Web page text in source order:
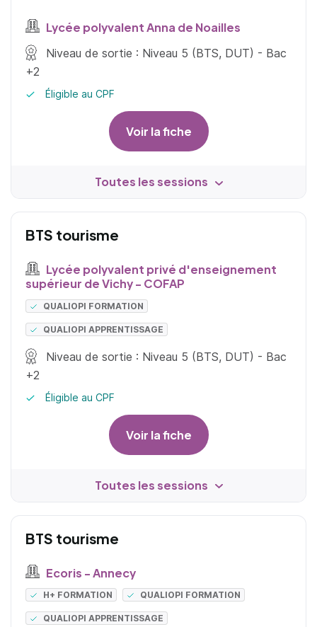
Lycée polyvalent Anna de Noailles
Niveau de sortie : Niveau 5 (BTS, DUT) - Bac
+2
Éligible au CPF
Voir la fiche
Toutes les sessions
BTS tourisme
Lycée polyvalent privé d'enseignement
supérieur de Vichy - COFAP
QUALIOPI FORMATION
QUALIOPI APPRENTISSAGE
Niveau de sortie : Niveau 5 (BTS, DUT) - Bac
+2
Éligible au CPF
Voir la fiche
Toutes les sessions
BTS tourisme
Ecoris - Annecy
H+ FORMATION QUALIOPI FORMATION
QUALIOPI APPRENTISSAGE